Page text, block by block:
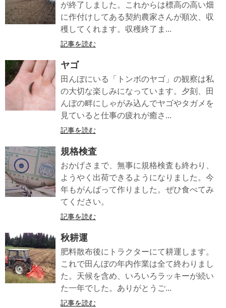
が終了しました。これからは標高の高い畑
に作付けしてある契約農家さんが順次、収
穫してくれます。収穫終了ま...
記事を読む
ヤゴ
田んぼにいる「トンボのヤゴ」の観察は私
の大切な楽しみになっています。夕刻、田
んぼの畔にしゃがみ込んでヤゴやタガメを
見ていると仕事の疲れが癒さ...
記事を読む
規格検査
おかげさまで、無事に規格検査も終わり、
ようやく出荷できるようになりました。今
年もがんばって作りました。ぜひ食べてみ
てください。
記事を読む
秋耕運
肥料散布後にトラクターにて耕運します。
これで田んぼの年内作業は全て終わりまし
た。天候を含め、いろいろラッキーが続い
た一年でした。ありがとうご...
記事を読む